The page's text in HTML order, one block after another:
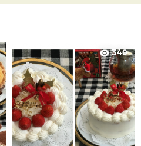
visibility340